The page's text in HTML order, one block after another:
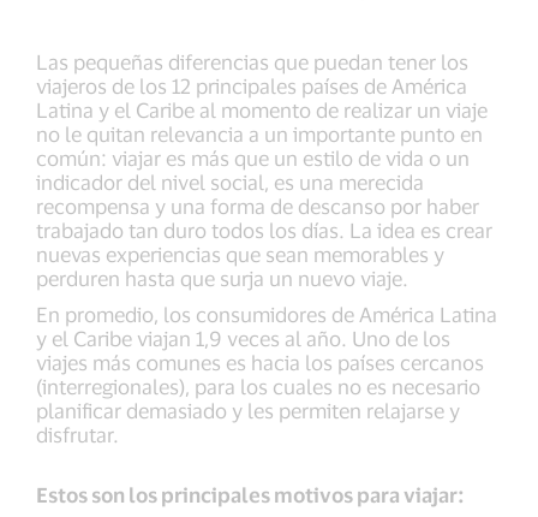
Las pequeñas diferencias que puedan tener los
viajeros de los 12 principales países de América
Latina y el Caribe al momento de realizar un viaje
no le quitan relevancia a un importante punto en
común: viajar es más que un estilo de vida o un
indicador del nivel social, es una merecida
recompensa y una forma de descanso por haber
trabajado tan duro todos los días. La idea es crear
nuevas experiencias que sean memorables y
perduren hasta que surja un nuevo viaje.
En promedio, los consumidores de América Latina
y el Caribe viajan 1,9 veces al año. Uno de los
viajes más comunes es hacia los países cercanos
(interregionales), para los cuales no es necesario
planificar demasiado y les permiten relajarse y
disfrutar.
Estos son los principales motivos para viajar: